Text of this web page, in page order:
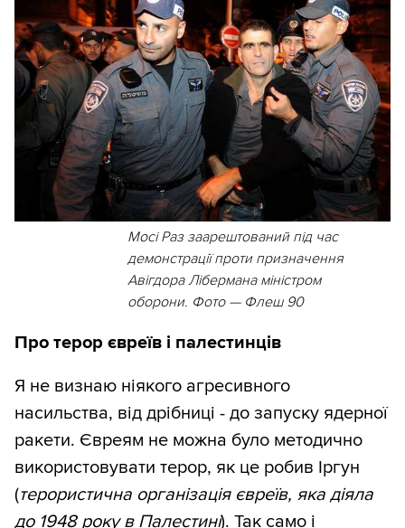
Мосі Раз заарештований під час
демонстрації проти призначення
Авігдора Лібермана міністром
оборони. Фото — Флеш 90
Про терор євреїв і палестинців
Я не визнаю ніякого агресивного
насильства, від дрібниці - до запуску ядерної
ракети. Євреям не можна було методично
використовувати терор, як це робив Іргун
(терористична організація євреїв, яка діяла
до 1948 року в Палестині). Так само і